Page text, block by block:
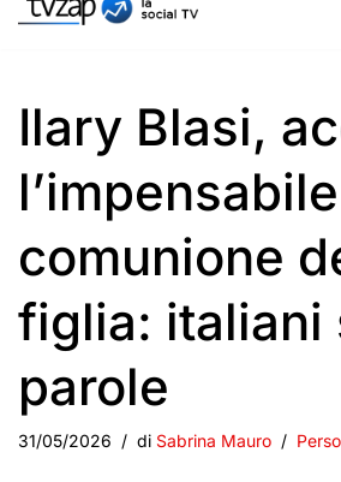
al
Ilary Blasi,
comunione
figlia: italiani
parole
31/05/2026 di Sabrina Mauro